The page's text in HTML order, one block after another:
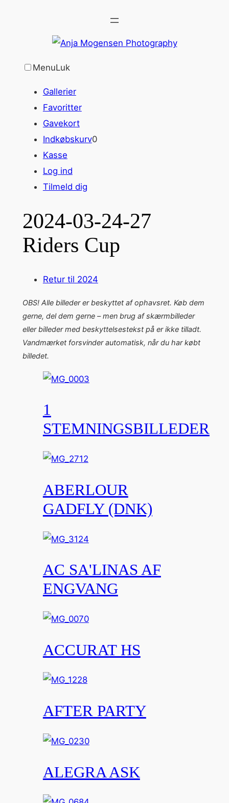
MenuLuk
Gallerier
Favoritter
Gavekort
Indkøbskurv0
Kasse
Log ind
Tilmeld dig
2024-03-24-27
Riders Cup
Retur til 2024
OBS! Alle billeder er beskyttet af ophavsret. Køb dem
gerne, del dem gerne – men brug af skærmbilleder
eller billeder med beskyttelsestekst på er ikke tilladt.
Vandmærket forsvinder automatisk, når du har købt
billedet.
1
STEMNINGSBILLEDER
ABERLOUR
GADFLY (DNK)
AC SA'LINAS AF
ENGVANG
ACCURAT HS
AFTER PARTY
ALEGRA ASK